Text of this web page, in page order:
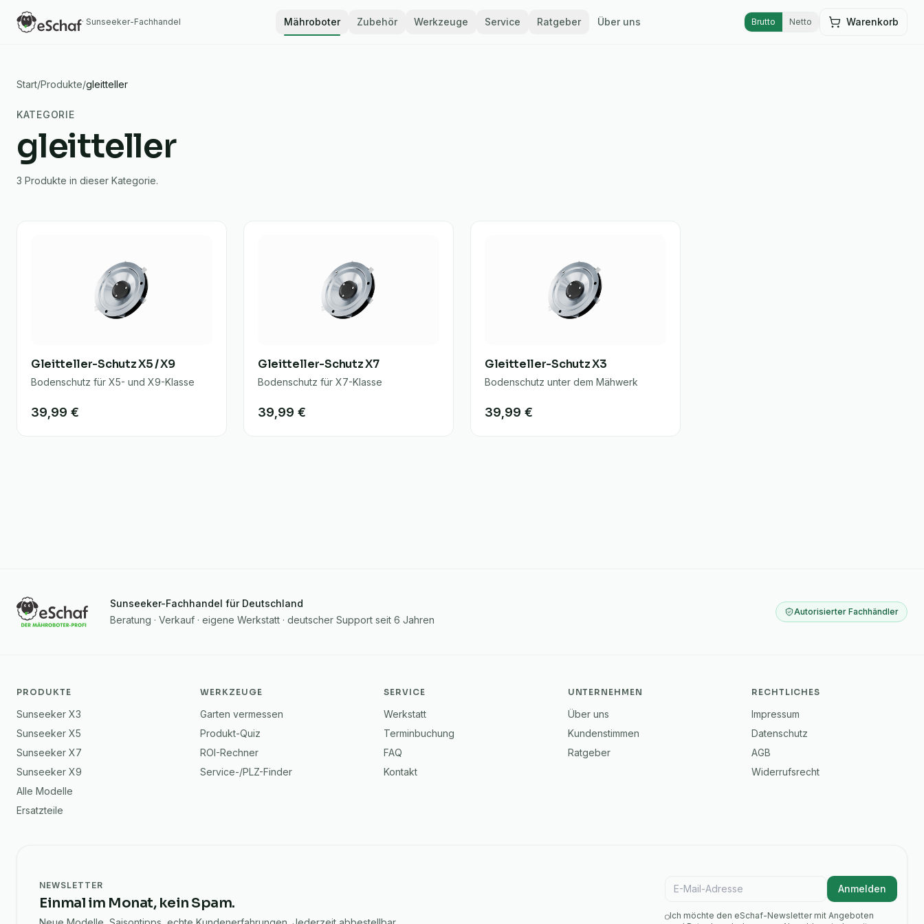
· Sunseeker-Fachhandel Mähroboter Zubehör Werkzeuge Service Ratgeber Über uns Brutto Netto Warenkorb
Start/Produkte/gleitteller
KATEGORIE
gleitteller
3 Produkte in dieser Kategorie.
Gleitteller-Schutz X5 / X9
Bodenschutz für X5- und X9-Klasse
39,99 €
Gleitteller-Schutz X7
Bodenschutz für X7-Klasse
39,99 €
Gleitteller-Schutz X3
Bodenschutz unter dem Mähwerk
39,99 €
Sunseeker-Fachhandel für Deutschland
Beratung · Verkauf · eigene Werkstatt · deutscher Support seit 6 Jahren
Autorisierter Fachhändler
PRODUKTE
Sunseeker X3
Sunseeker X5
Sunseeker X7
Sunseeker X9
Alle Modelle
Ersatzteile
WERKZEUGE
Garten vermessen
Produkt-Quiz
ROI-Rechner
Service-/PLZ-Finder
SERVICE
Werkstatt
Terminbuchung
FAQ
Kontakt
UNTERNEHMEN
Über uns
Kundenstimmen
Ratgeber
RECHTLICHES
Impressum
Datenschutz
AGB
Widerrufsrecht
NEWSLETTER
Einmal im Monat, kein Spam.
E-Mail für Newsletter Anmelden
Ich möchte den eSchaf-Newsletter mit Angeboten